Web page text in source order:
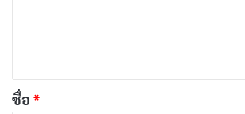
บุคลิกแบบทรงช่างให้เท่ โดนใจยิ่งขึ้นไปอีก!
*
ชื่อ *